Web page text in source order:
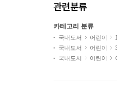
관련분류
카테고리 분류
국내도서 어린이
국내도서
어린이
국내도서
어린이